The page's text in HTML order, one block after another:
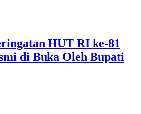
HUT RI ke-81
di Buka Oleh Bupati